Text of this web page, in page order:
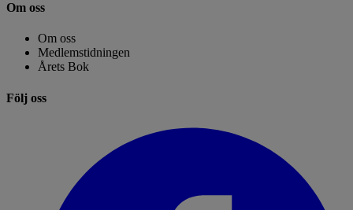
Om oss
Om oss
Medlemstidningen
Årets Bok
Följ oss